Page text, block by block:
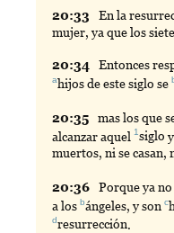
20:33 Enla
mujer, ya que los
20:34 Entonces
ahijosde este siglo se
20:35 maslos que
alcanzar aquel1siglo
muertos, ni se casan,
20:36 Porqueya
a losbángeles, y sonc
dresurrección